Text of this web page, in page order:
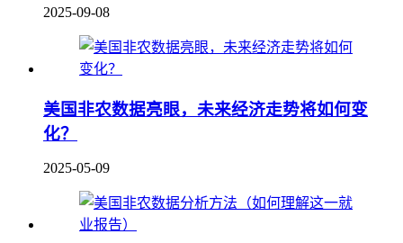
2025-09-08
美国非农数据亮眼，未来经济走势将如何变
化？
2025-05-09